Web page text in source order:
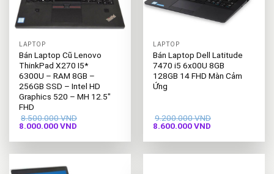
LAPTOP
Bán Laptop Cũ Lenovo
ThinkPad X270 I5*
6300U – RAM 8GB –
256GB SSD – Intel HD
Graphics 520 – MH 12.5″
FHD
8.500.000VND
Giá
là:
8.000.000VND
tại
8.000.000 VND.
LAPTOP
Bán Laptop Dell Latitude
7470 i5 6x00U 8GB
128GB 14 FHD Màn Cảm
Ứng
9.200.000VND
Giá
là:
8.600.000VND
tại
8.600.000 VND.